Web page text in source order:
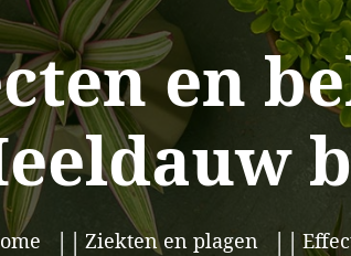
en
Ziekten en plagen